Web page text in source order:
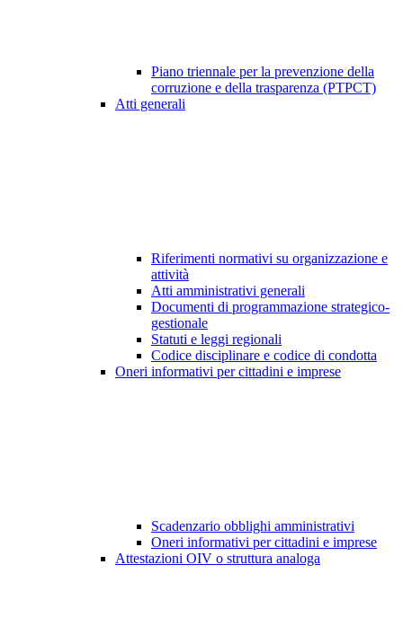
Piano triennale per la prevenzione della
corruzione e della trasparenza (PTPCT)
Atti generali
Riferimenti normativi su organizzazione e
attività
Atti amministrativi generali
Documenti di programmazione strategico-
gestionale
Statuti e leggi regionali
Codice disciplinare e codice di condotta
Oneri informativi per cittadini e imprese
Scadenzario obblighi amministrativi
Oneri informativi per cittadini e imprese
Attestazioni OIV o struttura analoga